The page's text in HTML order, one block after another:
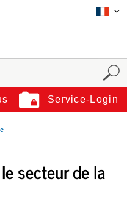
Service-Login
secteur de la